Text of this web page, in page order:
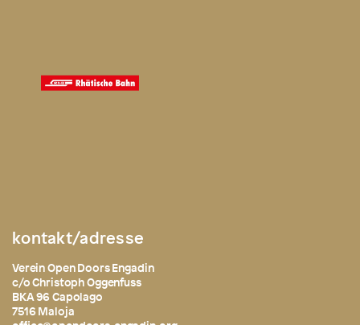
kontakt/adresse
Verein Open Doors Engadin
c/o Christoph Oggenfuss
BKA 96 Capolago
7516 Maloja